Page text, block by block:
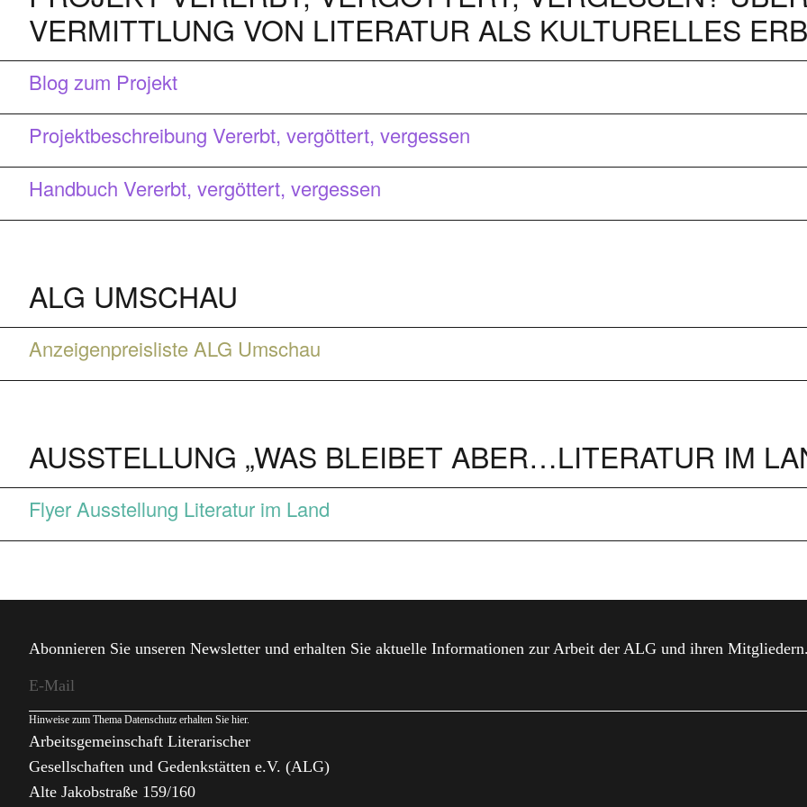
VERMITTLUNG VON LITERATUR ALS KULTURELLES
Blog zum Projekt
Projektbeschreibung Vererbt, vergöttert, vergessen
Handbuch Vererbt, vergöttert, vergessen
ALG UMSCHAU
Anzeigenpreisliste ALG Umschau
AUSSTELLUNG „WAS BLEIBET ABER…LITERATUR IM
Flyer Ausstellung Literatur im Land
Abonnieren Sie unseren Newsletter und erhalten Sie aktuelle Informationen zur Arbeit der ALG und ihren
Hinweise zum Thema Datenschutz erhalten Sie hier.
Arbeitsgemeinschaft Literarischer
Gesellschaften und Gedenkstätten e.V. (ALG)
Alte Jakobstraße 159/160